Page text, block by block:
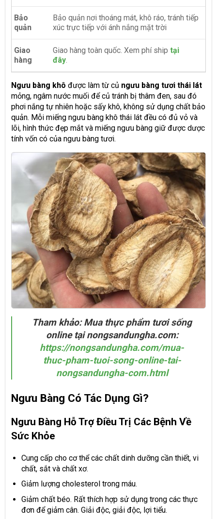
Bảo
quản
Bảo quản nơi thoáng mát, khô ráo, tránh tiếp
xúc trực tiếp với ánh nắng mặt trời
Giao
hàng
Giao hàng toàn quốc. Xem phí ship tại
đây.
Ngưu bàng khô được làm từ củ ngưu bàng tươi thái lát
mỏng, ngâm nước muối để củ tránh bị thâm đen, sau đó
phơi nắng tự nhiên hoặc sấy khô, không sử dụng chất bảo
quản. Mỗi miếng ngưu bàng khô thái lát đều có đủ vỏ và
lõi, hình thức đẹp mắt và miếng ngưu bàng giữ được dược
tính vốn có của ngưu bàng tươi.
Tham khảo: Mua thực phẩm tươi sống
online tại nongsandungha.com:
https://nongsandungha.com/mua-
thuc-pham-tuoi-song-online-tai-
nongsandungha-com.html
Ngưu Bàng Có Tác Dụng Gì?
Ngưu Bàng Hỗ Trợ Điều Trị Các Bệnh Về
Sức Khỏe
Cung cấp cho cơ thể các chất dinh dưỡng cần thiết, vi
chất, sắt và chất xơ.
Giảm lượng cholesterol trong máu.
Giảm chất béo. Rất thích hợp sử dụng trong các thực
đơn để giảm cân. Giải độc, giải độc, lợi tiểu.